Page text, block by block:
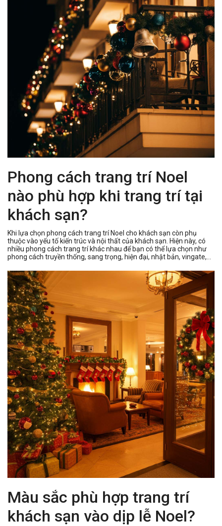
Phong cách trang trí Noel
nào phù hợp khi trang trí tại
khách sạn?
Khi lựa chọn phong cách trang trí Noel cho khách sạn còn phụ
thuộc vào yếu tố kiến trúc và nội thất của khách sạn. Hiện này, có
nhiều phong cách trang trí khác nhau để bạn có thể lựa chọn như
phong cách truyền thống, sang trọng, hiện đại, nhật bản, vingate,...
Màu sắc phù hợp trang trí
khách sạn vào dịp lễ Noel?